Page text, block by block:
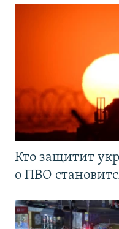
Кто защитит
о ПВО